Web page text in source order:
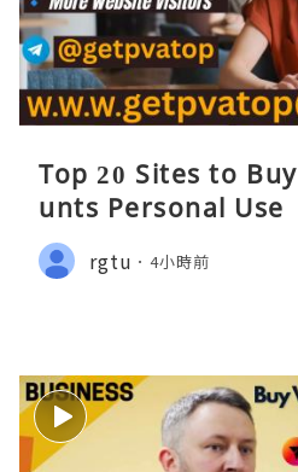
Top 20 Sites to
unts Personal Use
rgtu 4小時前